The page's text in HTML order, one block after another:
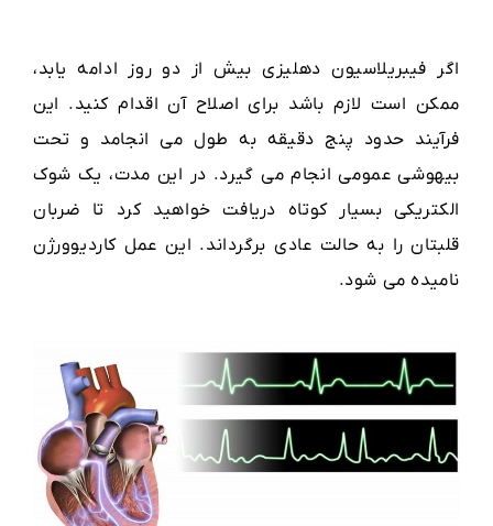
اگر فیبریلاسیون دهلیزی بیش از دو روز ادامه یابد،
ممکن است لازم باشد برای اصلاح آن اقدام کنید. این
فرآیند حدود پنج دقیقه به طول می انجامد و تحت
بیهوشی عمومی انجام می گیرد. در این مدت، یک شوک
الکتریکی بسیار کوتاه دریافت خواهید کرد تا ضربان
قلبتان را به حالت عادی برگرداند. این عمل کاردیوورژن
نامیده می شود.